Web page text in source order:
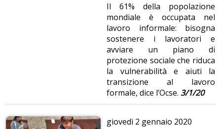
Il 61% della popolazione
mondiale è occupata nel
lavoro informale: bisogna
sostenere i lavoratori e
avviare un piano di
protezione sociale che riduca
la vulnerabilità e aiuti la
transizione al lavoro
formale, dice l’Ocse. 3/1/20
giovedì 2 gennaio 2020